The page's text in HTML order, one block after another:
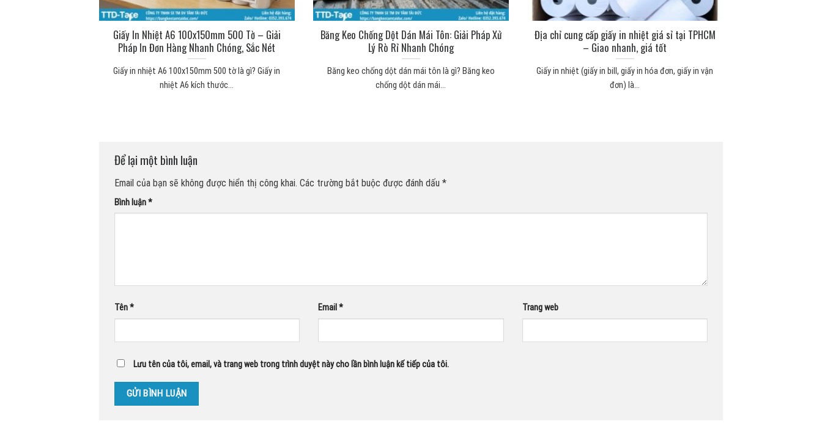
Giấy In Nhiệt A6 100x150mm 500 Tờ – Giải
Pháp In Đơn Hàng Nhanh Chóng, Sắc Nét
Giấy in nhiệt A6 100x150mm 500 tờ là gì? Giấy in
nhiệt A6 kích thước...
Băng Keo Chống Dột Dán Mái Tôn: Giải Pháp Xử
Lý Rò Rỉ Nhanh Chóng
Băng keo chống dột dán mái tôn là gì? Băng keo
chống dột dán mái...
Địa chỉ cung cấp giấy in nhiệt giá sỉ tại TPHCM
– Giao nhanh, giá tốt
Giấy in nhiệt (giấy in bill, giấy in hóa đơn, giấy in vận
đơn) là...
Để lại một bình luận
Email của bạn sẽ không được hiển thị công khai. Các trường bắt buộc được đánh dấu *
Bình luận*
Tên* Email* Trang web
Lưu tên của tôi, email, và trang web trong trình duyệt này cho lần bình luận kế tiếp của tôi.